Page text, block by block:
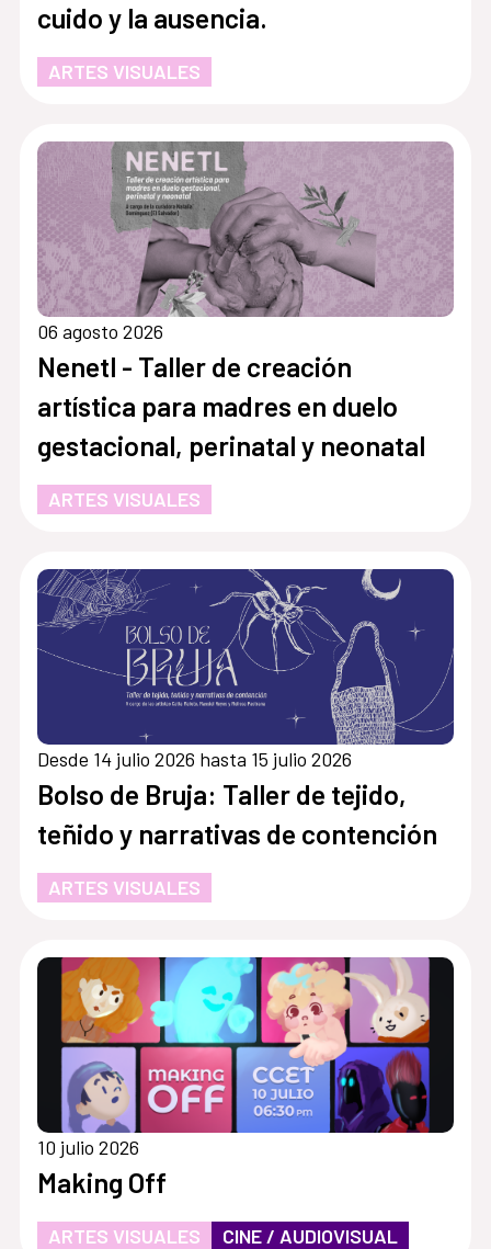
cuido y la ausencia.
ARTES VISUALES
06 agosto 2026
Nenetl - Taller de creación
artística para madres en duelo
gestacional, perinatal y neonatal
ARTES VISUALES
Desde 14 julio 2026 hasta 15 julio 2026
Bolso de Bruja: Taller de tejido,
teñido y narrativas de contención
ARTES VISUALES
10 julio 2026
Making Off
ARTES VISUALES CINE / AUDIOVISUAL